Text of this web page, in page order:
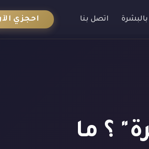
بالبشرة اتصل بنا احجزي
؟ ما